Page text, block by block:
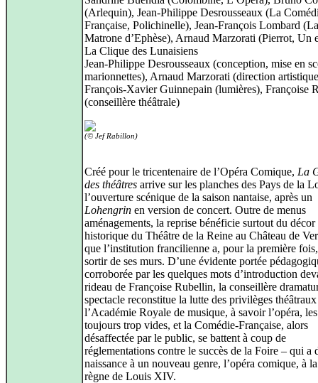
(Arlequin), Jean-Philippe Desrousseaux (La
Française, Polichinelle), Jean-François Lombard (La
Matrone d’Ephèse), Arnaud Marzorati (Pierrot, Un
La Clique des Lunaisiens
Jean-Philippe Desrousseaux (conception, mise en
marionnettes), Arnaud Marzorati (direction
François-Xavier Guinnepain (lumières), Françoise
(conseillère théâtrale)
(© Jef Rabillon)
Créé pour le tricentenaire de l’Opéra Comique, La
des théâtres arrive sur les planches des Pays de la
l’ouverture scénique de la saison nantaise, après un
Lohengrin en version de concert. Outre de menus
aménagements, la reprise bénéficie surtout du décor
historique du Théâtre de la Reine au Château de
que l’institution francilienne a, pour la première
sortir de ses murs. D’une évidente portée
corroborée par les quelques mots d’introduction
rideau de Françoise Rubellin, la conseillère
spectacle reconstitue la lutte des privilèges
l’Académie Royale de musique, à savoir l’opéra, les
toujours trop vides, et la Comédie-Française, alors
désaffectée par le public, se battent à coup de
réglementations contre le succès de la Foire – qui a
naissance à un nouveau genre, l’opéra comique, à
règne de Louis XIV.